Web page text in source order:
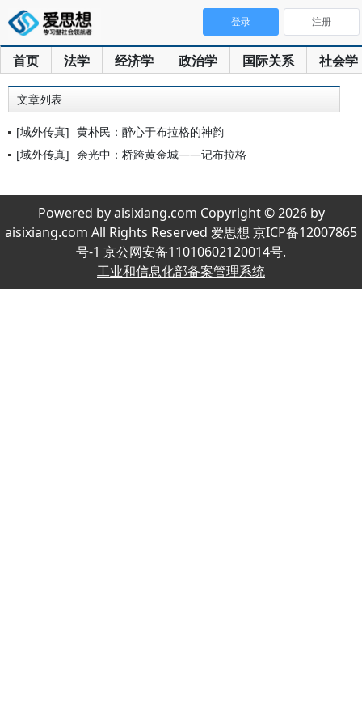
首页 法学 经济学 政治学 国际关系 社会学
登录 注册
文章列表
[域外传真] 黄朴民：醉心于布拉格的神韵
[域外传真] 余光中：桥跨黄金城——记布拉格
Powered by aisixiang.com Copyright © 2026 by
aisixiang.com All Rights Reserved 爱思想 京ICP备12007865
号-1 京公网安备11010602120014号.
工业和信息化部备案管理系统